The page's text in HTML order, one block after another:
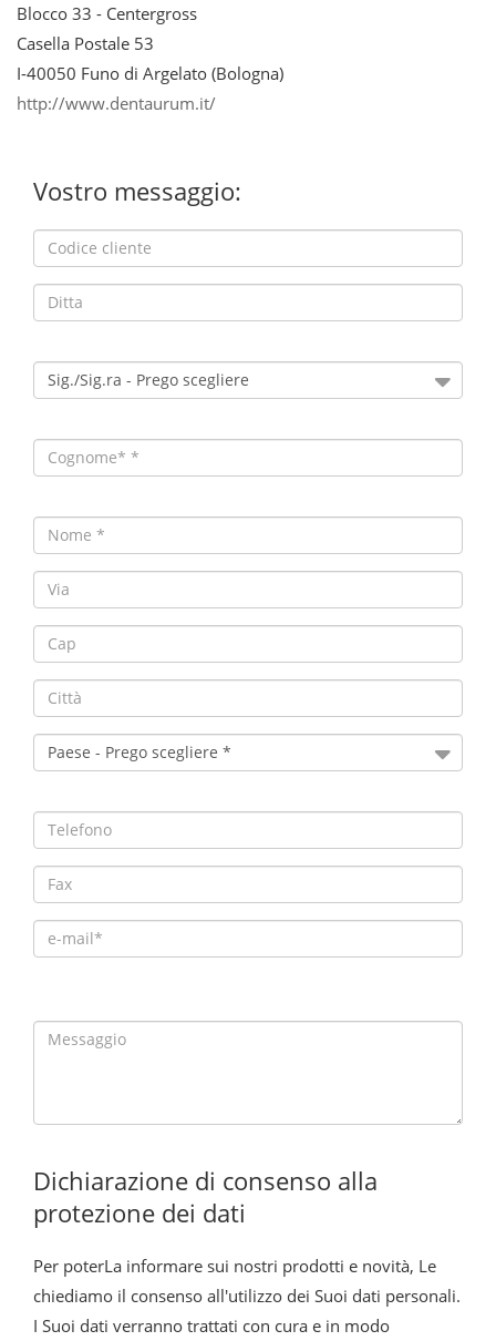
Blocco 33 - Centergross
Casella Postale 53
I-40050 Funo di Argelato (Bologna)
http://www.dentaurum.it/
Vostro messaggio:
Dichiarazione di consenso alla
protezione dei dati
Per poterLa informare sui nostri prodotti e novità, Le
chiediamo il consenso all'utilizzo dei Suoi dati personali.
I Suoi dati verranno trattati con cura e in modo